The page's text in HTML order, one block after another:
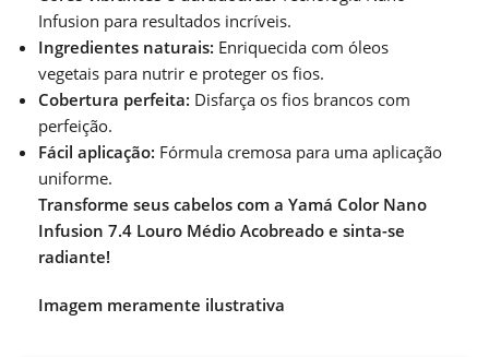
Infusion para resultados incríveis.
Ingredientes naturais: Enriquecida com óleos
vegetais para nutrir e proteger os fios.
Cobertura perfeita: Disfarça os fios brancos com
perfeição.
Fácil aplicação: Fórmula cremosa para uma aplicação
uniforme.
Transforme seus cabelos com a Yamá Color Nano
Infusion 7.4 Louro Médio Acobreado e sinta-se
radiante!
Imagem meramente ilustrativa